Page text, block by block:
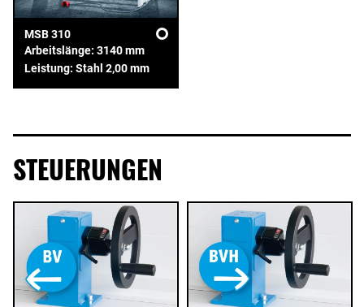
MSB 310
Arbeitslänge: 3140 mm
Leistung: Stahl 2,00 mm
STEUERUNGEN